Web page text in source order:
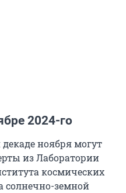
2024-го
ноября могут
из Лаборатории
космических
солнечно-земной